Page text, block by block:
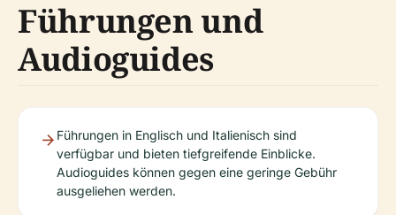
Führungen und
Audioguides
Führungen in Englisch und Italienisch sind
verfügbar und bieten tiefgreifende Einblicke.
Audioguides können gegen eine geringe Gebühr
ausgeliehen werden.